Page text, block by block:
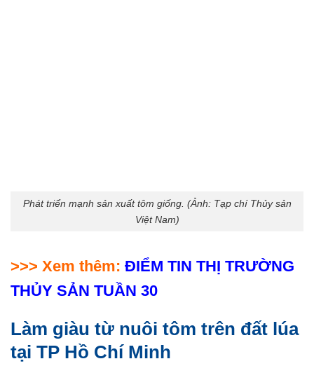
Phát triển mạnh sản xuất tôm giống. (Ảnh: Tạp chí Thủy sản
Việt Nam)
>>> Xem thêm: ĐIỂM TIN THỊ TRƯỜNG
THỦY SẢN TUẦN 30
Làm giàu từ nuôi tôm trên đất lúa
tại TP Hồ Chí Minh